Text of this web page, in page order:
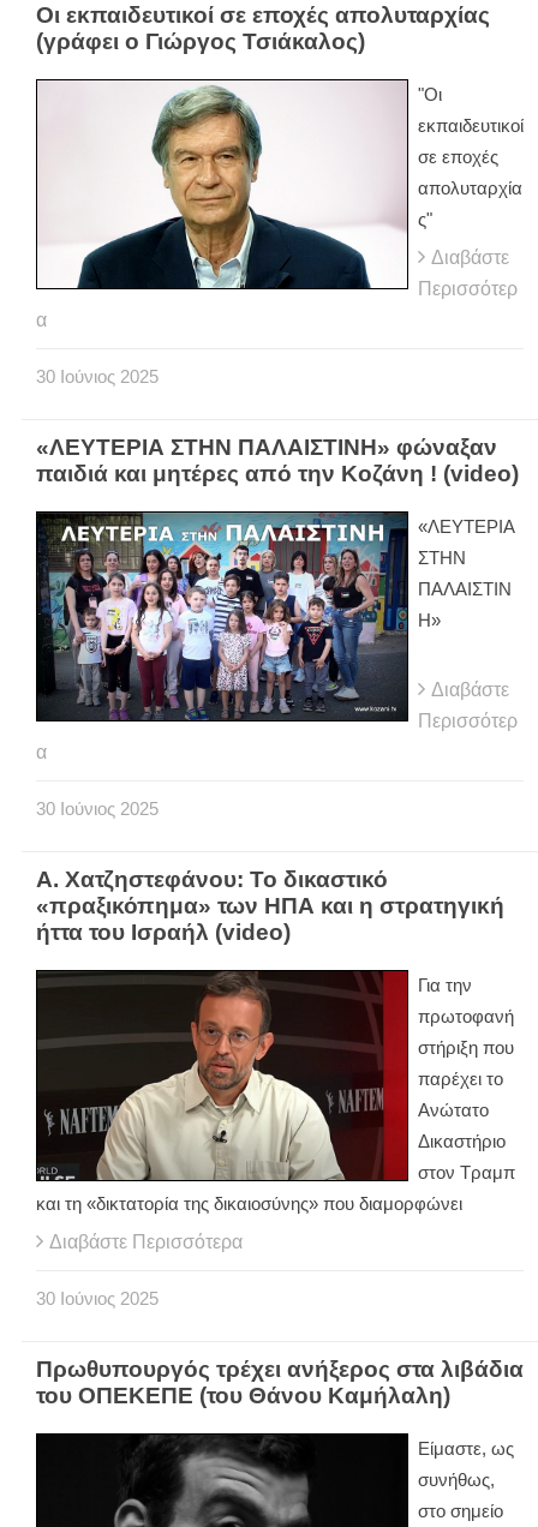
Οι εκπαιδευτικοί σε εποχές απολυταρχίας
(γράφει ο Γιώργος Τσιάκαλος)
"Οι
εκπαιδευτικοί
σε εποχές
απολυταρχία
ς"
Διαβάστε
Περισσότερ
α
30 Ιούνιος 2025
«ΛΕΥΤΕΡΙΑ ΣΤΗΝ ΠΑΛΑΙΣΤΙΝΗ» φώναξαν
παιδιά και μητέρες από την Κοζάνη ! (video)
«ΛΕΥΤΕΡΙΑ
ΣΤΗΝ
ΠΑΛΑΙΣΤΙΝ
Η»
Διαβάστε
Περισσότερ
α
30 Ιούνιος 2025
Α. Χατζηστεφάνου: Το δικαστικό
«πραξικόπημα» των ΗΠΑ και η στρατηγική
ήττα του Ισραήλ (video)
Για την
πρωτοφανή
στήριξη που
παρέχει το
Ανώτατο
Δικαστήριο
στον Τραμπ
και τη «δικτατορία της δικαιοσύνης» που διαμορφώνει
Διαβάστε Περισσότερα
30 Ιούνιος 2025
Πρωθυπουργός τρέχει ανήξερος στα λιβάδια
του ΟΠΕΚΕΠΕ (του Θάνου Καμήλαλη)
Είμαστε, ως
συνήθως,
στο σημείο